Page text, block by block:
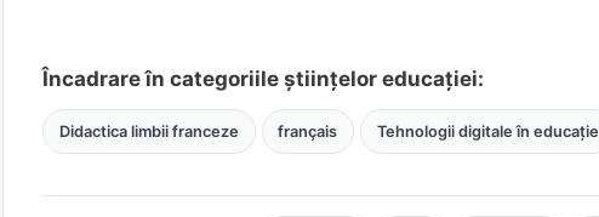
Încadrare în categoriile științelor educației:
Didactica limbii franceze français Tehnologii digitale în educație